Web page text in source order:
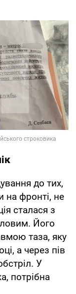
до тих,
на фронті, не
сталася з
Його
таза, яку
а через пів
У
потрібна